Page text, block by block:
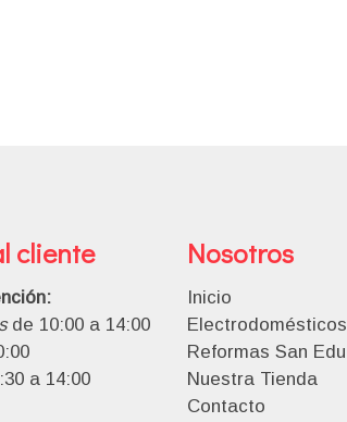
cliente
de 10:00 a 14:00
a 14:00
Nosotros
Inicio
Electrodomésticos
Reformas San Edu
Nuestra Tienda
Contacto